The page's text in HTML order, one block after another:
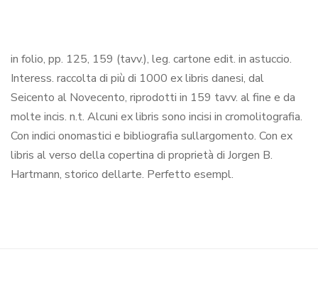
in folio, pp. 125, 159 (tavv.), leg. cartone edit. in astuccio.
Interess. raccolta di più di 1000 ex libris danesi, dal
Seicento al Novecento, riprodotti in 159 tavv. al fine e da
molte incis. n.t. Alcuni ex libris sono incisi in cromolitografia.
Con indici onomastici e bibliografia sullargomento. Con ex
libris al verso della copertina di proprietà di Jorgen B.
Hartmann, storico dellarte. Perfetto esempl.